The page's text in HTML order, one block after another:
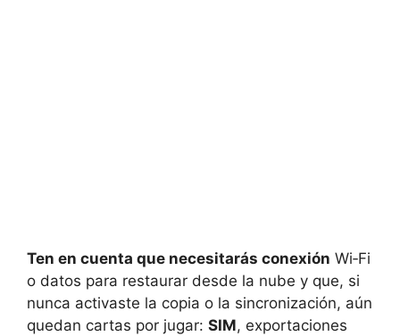
Ten en cuenta que necesitarás conexión Wi‑Fi
o datos para restaurar desde la nube y que, si
nunca activaste la copia o la sincronización, aún
quedan cartas por jugar: SIM, exportaciones